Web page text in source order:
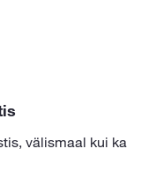
välismaal kui ka